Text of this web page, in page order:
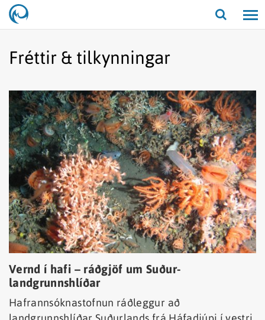
Opna/
Fréttir & tilkynningar
Vernd í hafi – ráðgjöf um Suður-
landgrunnshlíðar
Hafrannsóknastofnun ráðleggur að